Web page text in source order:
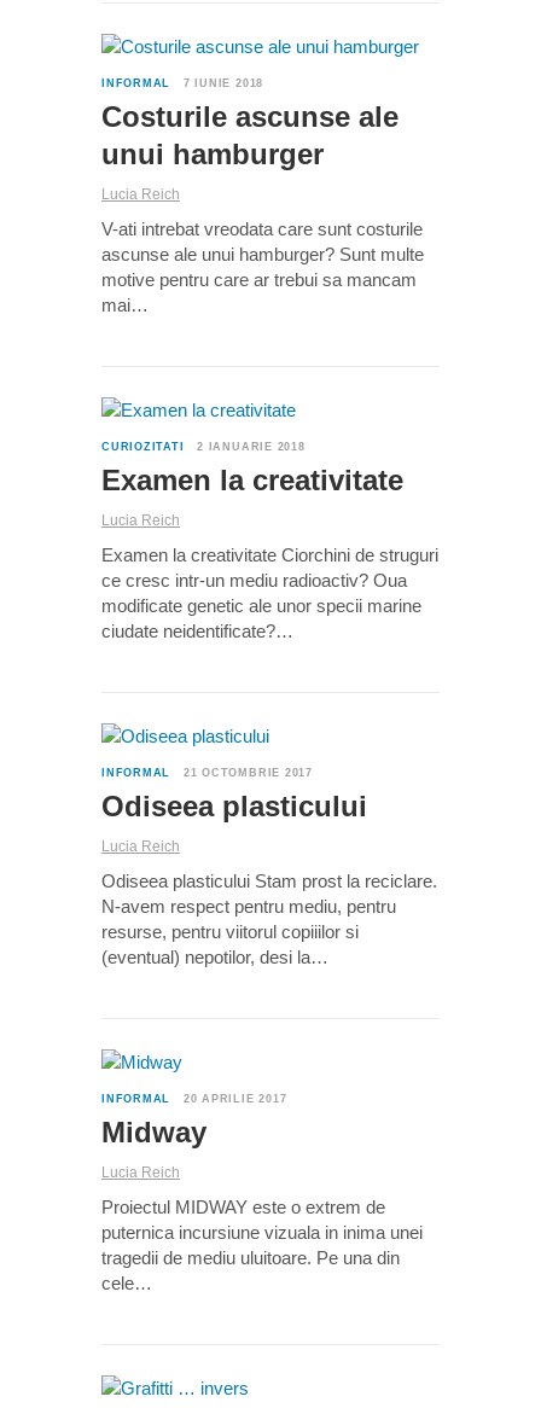
INFORMAL 7 IUNIE 2018
Costurile ascunse ale
unui hamburger
Lucia Reich
V-ati intrebat vreodata care sunt costurile
ascunse ale unui hamburger? Sunt multe
motive pentru care ar trebui sa mancam
mai…
CURIOZITATI 2 IANUARIE 2018
Examen la creativitate
Lucia Reich
Examen la creativitate Ciorchini de struguri
ce cresc intr-un mediu radioactiv? Oua
modificate genetic ale unor specii marine
ciudate neidentificate?…
INFORMAL 21 OCTOMBRIE 2017
Odiseea plasticului
Lucia Reich
Odiseea plasticului Stam prost la reciclare.
N-avem respect pentru mediu, pentru
resurse, pentru viitorul copiiilor si
(eventual) nepotilor, desi la…
INFORMAL 20 APRILIE 2017
Midway
Lucia Reich
Proiectul MIDWAY este o extrem de
puternica incursiune vizuala in inima unei
tragedii de mediu uluitoare. Pe una din
cele…